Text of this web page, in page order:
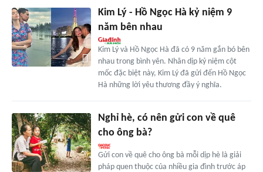
Kim Lý - Hồ Ngọc Hà kỷ niệm 9
năm bên nhau
Kim Lý và Hồ Ngọc Hà đã có 9 năm gắn bó bên
nhau trong bình yên. Nhân dịp kỷ niệm cột
mốc đặc biệt này, Kim Lý đã gửi đến Hồ Ngọc
Hà những lời yêu thương đầy ý nghĩa.
Nghỉ hè, có nên gửi con về quê
cho ông bà?
Gửi con về quê cho ông bà mỗi dịp hè là giải
pháp quen thuộc của nhiều gia đình trước áp